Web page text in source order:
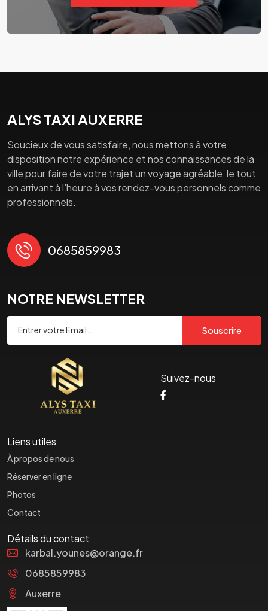
ALYS TAXI AUXERRE
Soucieux de vous satisfaire, nous mettons à votre
disposition notre expérience et nos connaissances de la
ville pour faire de votre trajet un voyage agréable, le tout
en arrivant à l’heure à vos rendez-vous personnels comme
professionnels.
0685859983
NOTRE NEWSLETTER
Souscrire
Suivez-nous
Liens utiles
À propos de nous
Réserver en ligne
Photos
Contact
Détails du contact
karbal.younes@orange.fr
0685859983
Auxerre